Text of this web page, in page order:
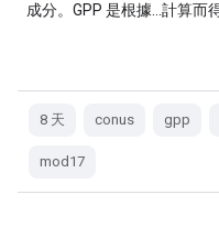
成分。GPP 是根據…計算而
8 天 conus gpp
mod17